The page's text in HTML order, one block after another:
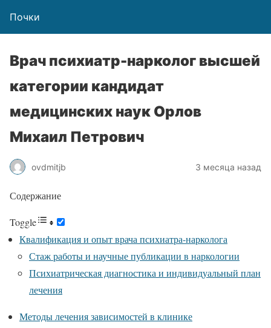
Почки
Врач психиатр-нарколог высшей
категории кандидат
медицинских наук Орлов
Михаил Петрович
ovdmitjb 3 месяца назад
Содержание
Toggle
Квалификация и опыт врача психиатра-нарколога
Стаж работы и научные публикации в наркологии
Психиатрическая диагностика и индивидуальный план
лечения
Методы лечения зависимостей в клинике